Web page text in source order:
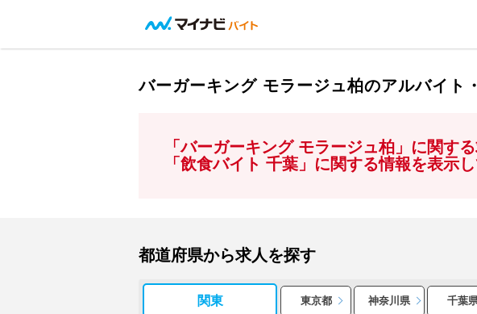
バーガーキング モラージュ柏のアルバイト
「バーガーキング モラージュ柏」に関す
「飲食バイト 千葉」に関する情報を表示
都道府県から求人を探す
関東 東京都 神奈川県 千葉